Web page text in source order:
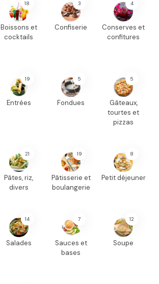
18
Boissons et
cocktails
3
Confiserie
4
Conserves et
confitures
19
Entrées
5
Fondues
5
Gâteaux,
tourtes et
pizzas
21
Pâtes, riz,
divers
19
Pâtisserie et
boulangerie
8
Petit déjeuner
14
Salades
7
Sauces et
bases
12
Soupe